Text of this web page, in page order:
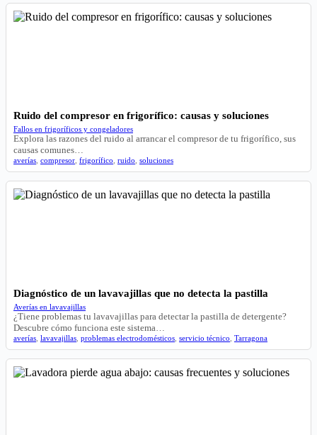
Ruido del compresor en frigorífico: causas y soluciones
Fallos en frigoríficos y congeladores
Explora las razones del ruido al arrancar el compresor de tu frigorífico, sus
causas comunes…
averías compresor frigorífico ruido soluciones
Diagnóstico de un lavavajillas que no detecta la pastilla
Averías en lavavajillas
¿Tiene problemas tu lavavajillas para detectar la pastilla de detergente?
Descubre cómo funciona este sistema…
averías lavavajillas problemas electrodomésticos servicio técnico Tarragona